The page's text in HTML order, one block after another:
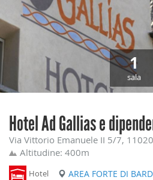
1
sala
Hotel Ad Gallias e
Via Vittorio Emanuele II 5/7,
Altitudine: 400m
Hotel AREA FORTE DI BARD